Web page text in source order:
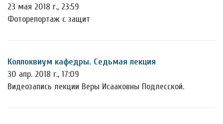
23 мая 2018 г., 23:59
Фоторепортаж с защит
Коллоквиум кафедры. Седьмая лекция
30 апр. 2018 г., 17:09
Видеозапись лекции Веры Исааковны Подлесской.